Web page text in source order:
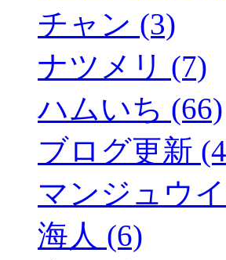
チャン (3)
ナツメリ (7)
ハムいち (66)
ブログ更新
マンジュウ
海人 (6)